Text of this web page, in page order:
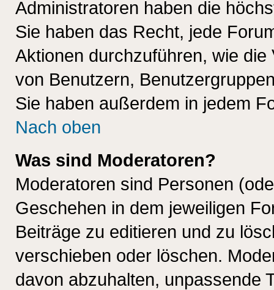
Administratoren haben die
Sie haben das Recht, jede
Aktionen durchzuführen, wie
von Benutzern,
Sie haben außerdem in jedem
Nach oben
Was sind Moderatoren?
Moderatoren sind Personen
Geschehen in dem jeweiligen
Beiträge zu editieren und zu
verschieben oder löschen.
davon abzuhalten, unpassende